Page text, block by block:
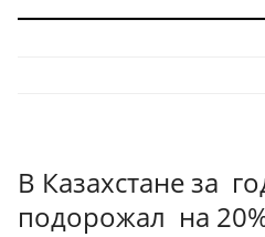
В Казахстане за
подорожал на